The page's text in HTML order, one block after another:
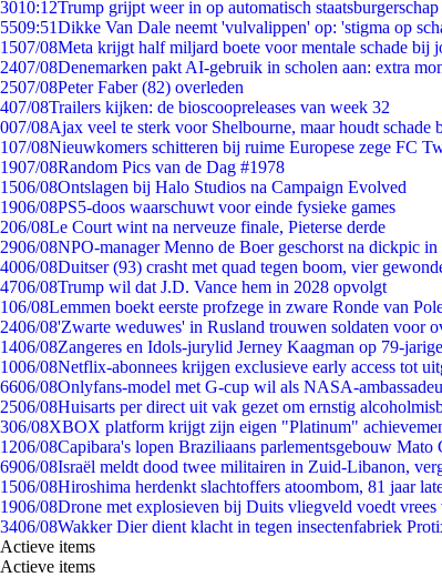
3010:12Trump grijpt weer in op automatisch
5509:51Dikke Van Dale neemt 'vulvalippen' op: 'stigma op
1507/08Meta krijgt half miljard boete voor mentale schade bij
2407/08Denemarken pakt AI-gebruik in scholen aan: extra
2507/08Peter Faber (82) overleden
407/08Trailers kijken: de bioscoopreleases van week 32
007/08Ajax veel te sterk voor Shelbourne, maar houdt schade
107/08Nieuwkomers schitteren bij ruime Europese zege FC
1907/08Random Pics van de Dag #1978
1506/08Ontslagen bij Halo Studios na Campaign Evolved
1906/08PS5-doos waarschuwt voor einde fysieke games
206/08Le Court wint na nerveuze finale, Pieterse derde
2906/08NPO-manager Menno de Boer geschorst na dickpic in
4006/08Duitser (93) crasht met quad tegen boom, vier
4706/08Trump wil dat J.D. Vance hem in 2028 opvolgt
106/08Lemmen boekt eerste profzege in zware Ronde van
2406/08'Zwarte weduwes' in Rusland trouwen soldaten voor
1406/08Zangeres en Idols-jurylid Jerney Kaagman op 79-
1006/08Netflix-abonnees krijgen exclusieve early access tot
6606/08Onlyfans-model met G-cup wil als NASA-
2506/08Huisarts per direct uit vak gezet om ernstig
306/08XBOX platform krijgt zijn eigen "Platinum"
1206/08Capibara's lopen Braziliaans parlementsgebouw Mato
6906/08Israël meldt dood twee militairen in Zuid-Libanon,
1506/08Hiroshima herdenkt slachtoffers atoombom, 81 jaar
1906/08Drone met explosieven bij Duits vliegveld voedt vrees
3406/08Wakker Dier dient klacht in tegen insectenfabriek
Actieve items
Actieve items